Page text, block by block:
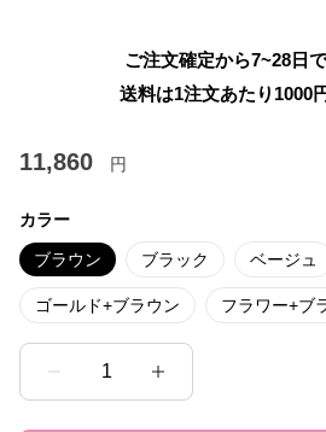
ご注文確定から7~28日
送料は1注文あたり 1000
11,860 円
カラー
ブラウン ブラック ベージュ
ゴールド+ブラウン フラワー+ブ
1